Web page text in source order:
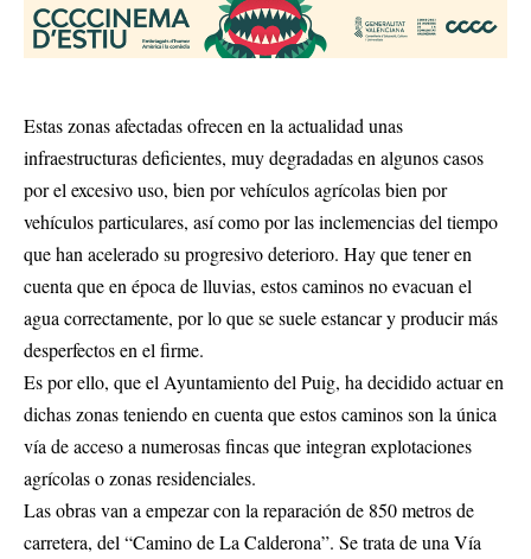
Estas zonas afectadas ofrecen en la actualidad unas
infraestructuras deficientes, muy degradadas en algunos casos
por el excesivo uso, bien por vehículos agrícolas bien por
vehículos particulares, así como por las inclemencias del tiempo
que han acelerado su progresivo deterioro. Hay que tener en
cuenta que en época de lluvias, estos caminos no evacuan el
agua correctamente, por lo que se suele estancar y producir más
desperfectos en el firme.
Es por ello, que el Ayuntamiento del Puig, ha decidido actuar en
dichas zonas teniendo en cuenta que estos caminos son la única
vía de acceso a numerosas fincas que integran explotaciones
agrícolas o zonas residenciales.
Las obras van a empezar con la reparación de 850 metros de
carretera, del “Camino de La Calderona”. Se trata de una Vía